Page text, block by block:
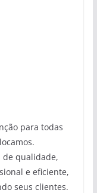
para todas
de qualidade,
e eficiente,
seus clientes.